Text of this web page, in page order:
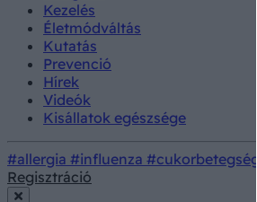
Kezelés
Életmódváltás
Kutatás
Prevenció
Hírek
Videók
Kisállatok egészsége
#allergia #influenza #cukorbetegség
Regisztráció